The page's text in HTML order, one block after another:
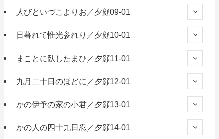
人びといづこよりお／夕顔09-01
日暮れて惟光参れり／夕顔10-01
まことに臥したまひ／夕顔11-01
九月二十日のほどに／夕顔12-01
かの伊予の家の小君／夕顔13-01
かの人の四十九日忍／夕顔14-01